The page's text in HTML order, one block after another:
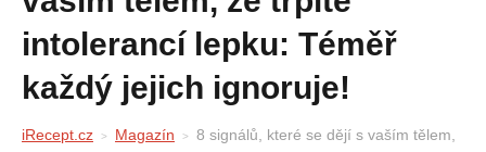
intolerancí lepku: Téměř
každý jejich ignoruje!
iRecept.cz Magazín
8 signálů, které se dějí s vaším tělem,